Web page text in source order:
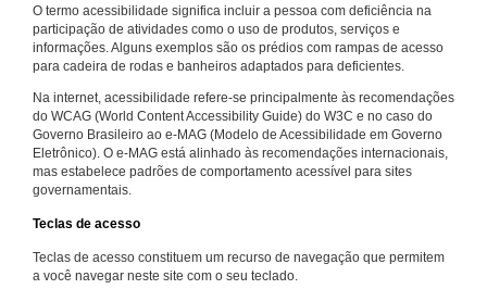
O termo acessibilidade significa incluir a pessoa com deficiência na
participação de atividades como o uso de produtos, serviços e
informações. Alguns exemplos são os prédios com rampas de acesso
para cadeira de rodas e banheiros adaptados para deficientes.
Na internet, acessibilidade refere-se principalmente às recomendações
do WCAG (World Content Accessibility Guide) do W3C e no caso do
Governo Brasileiro ao e-MAG (Modelo de Acessibilidade em Governo
Eletrônico). O e-MAG está alinhado às recomendações internacionais,
mas estabelece padrões de comportamento acessível para sites
governamentais.
Teclas de acesso
Teclas de acesso constituem um recurso de navegação que permitem
a você navegar neste site com o seu teclado.